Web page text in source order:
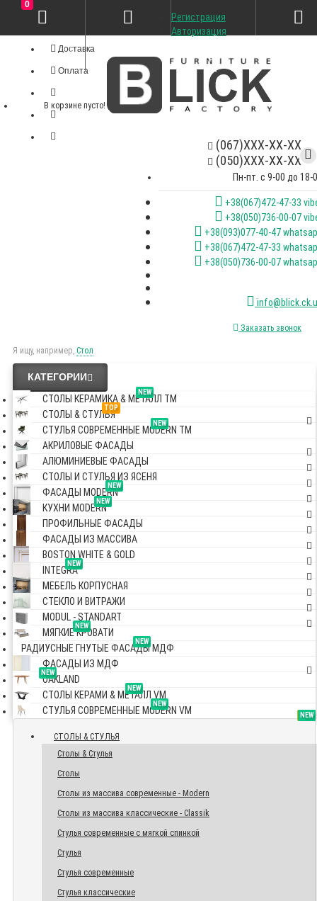
Доставка
Оплата
(067)XXX-XX-XX
(050)XXX-XX-XX
Пн-пт. с 9-00 до 18-
+38(067)472-47-33
+38(050)736-00-07
+38(093)077-40-47
+38(067)472-47-33
+38(050)736-00-07
Заказать звонок
Я ищу, например, Стол
Регистрация
Авторизация
0
В корзине пусто!
КАТЕГОРИИ
NEW
СТОЛЫ КЕРАМИКА & МЕТАЛЛ TM
TOP
СТОЛЫ & СТУЛЬЯ
NEW
СТУЛЬЯ СОВРЕМЕННЫЕ MODERN TM
АКРИЛОВЫЕ ФАСАДЫ
АЛЮМИНИЕВЫЕ ФАСАДЫ
СТОЛЫ И СТУЛЬЯ ИЗ ЯСЕНЯ
NEW
ФАСАДЫ MODERN
NEW
КУХНИ MODERN
ПРОФИЛЬНЫЕ ФАСАДЫ
ФАСАДЫ ИЗ МАССИВА
BOSTON WHITE & GOLD
NEW
INTEGRA
МЕБЕЛЬ КОРПУСНАЯ
СТЕКЛО И ВИТРАЖИ
MODUL - STANDART
NEW
МЯГКИЕ КРОВАТИ
NEW
РАДИУСНЫЕ ГНУТЫЕ ФАСАДЫ МДФ
ФАСАДЫ ИЗ МДФ
NEW
OAKLAND
NEW
СТОЛЫ КЕРАМИ & МЕТАЛЛ VM
NEW
СТУЛЬЯ СОВРЕМЕННЫЕ MODERN VM TOP
СТОЛЫ & СТУЛЬЯ
Столы & Стулья
Столы
Столы из массива современные - Modern
Столы из массива классические - Classik
Стулья современные с мягкой спинкой
Стулья
Стулья современные
Стулья классические
NEW
NEW
NEW